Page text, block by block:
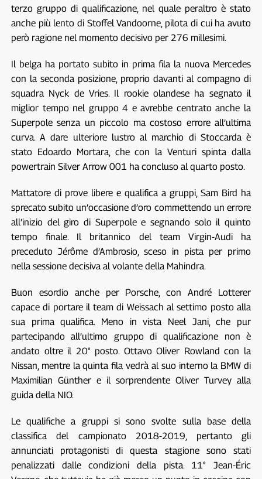
terzo gruppo di qualificazione, nel quale peraltro è stato
anche più lento di Stoffel Vandoorne, pilota di cui ha avuto
però ragione nel momento decisivo per 276 millesimi.
Il belga ha portato subito in prima fila la nuova Mercedes
con la seconda posizione, proprio davanti al compagno di
squadra Nyck de Vries. Il rookie olandese ha segnato il
miglior tempo nel gruppo 4 e avrebbe centrato anche la
Superpole senza un piccolo ma costoso errore all’ultima
curva. A dare ulteriore lustro al marchio di Stoccarda è
stato Edoardo Mortara, che con la Venturi spinta dalla
powertrain Silver Arrow 001 ha concluso al quarto posto.
Mattatore di prove libere e qualifica a gruppi, Sam Bird ha
sprecato subito un’occasione d’oro commettendo un errore
all’inizio del giro di Superpole e segnando solo il quinto
tempo finale. Il britannico del team Virgin-Audi ha
preceduto Jérôme d’Ambrosio, sceso in pista per primo
nella sessione decisiva al volante della Mahindra.
Buon esordio anche per Porsche, con André Lotterer
capace di portare il team di Weissach al settimo posto alla
sua prima qualifica. Meno in vista Neel Jani, che pur
partecipando all’ultimo gruppo di qualificazione non è
andato oltre il 20° posto. Ottavo Oliver Rowland con la
Nissan, mentre la quinta fila vedrà al suo interno la BMW di
Maximilian Günther e il sorprendente Oliver Turvey alla
guida della NIO.
Le qualifiche a gruppi si sono svolte sulla base della
classifica del campionato 2018-2019, pertanto gli
annunciati protagonisti di questa stagione sono stati
penalizzati dalle condizioni della pista. 11° Jean-Éric